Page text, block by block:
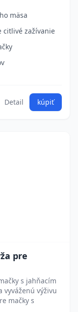
mäsa
citlivé zažívanie
Detail kúpiť
pre
s jahňacím
vyváženú výživu
mačky s